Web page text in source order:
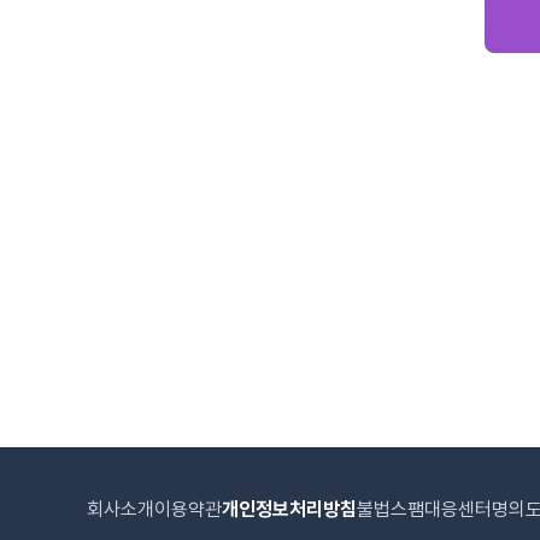
회사소개 이용약관개인정보처리방침불법스팸대응센터 명의